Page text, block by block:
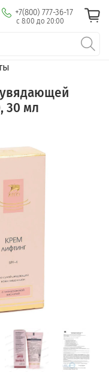
+7(800) 777-36-17
с 8:00 до 20:00
30 мл